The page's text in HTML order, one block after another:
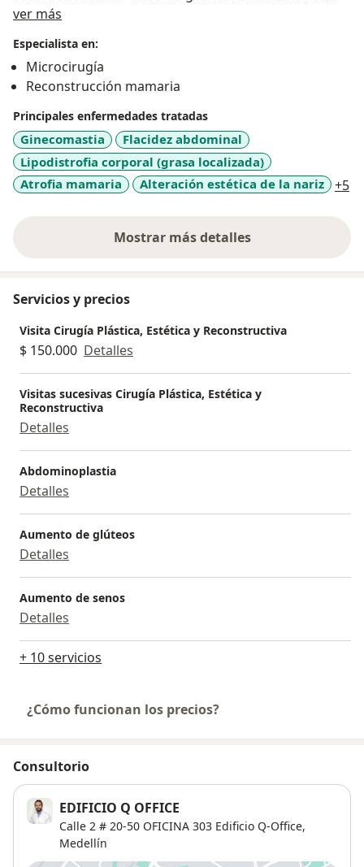
principalmente en cirugía mamaria y de contorno
que mis pacientes tengas los mejores resultados y
estables en el tiempo. Busco que mis pacientes
disfruten con la experiencia de la cirugía y que estés
tranquilas y se sientan seguras en todo momento, no
solo en la parte de la cirugía como tal, sino también en
el postoperatorio y seguimiento. Considero de
importancia la capacidad de trabajar en equipo, estoy
dispuesto al aprendizaje permanente y abierto a todas
ver más
Especialista en:
Microcirugía
Reconstrucción mamaria
Principales enfermedades tratadas
Ginecomastia
Flacidez abdominal
Lipodistrofia corporal (grasa localizada)
Atrofia mamaria
Alteración estética de la nariz +5
Mostrar más detalles
sobre la experiencia
Servicios y precios
Visita Cirugía Plástica, Estética y Reconstructiva
$ 150.000 Detalles
Visitas sucesivas Cirugía Plástica, Estética y
Reconstructiva
Detalles
Abdominoplastia
Detalles
Aumento de glúteos
Detalles
Aumento de senos
Detalles
+ 10 servicios
¿Cómo funcionan los precios?
Consultorio
EDIFICIO Q OFFICE
Calle 2 # 20-50 OFICINA 303 Edificio Q-Office,
Medellín